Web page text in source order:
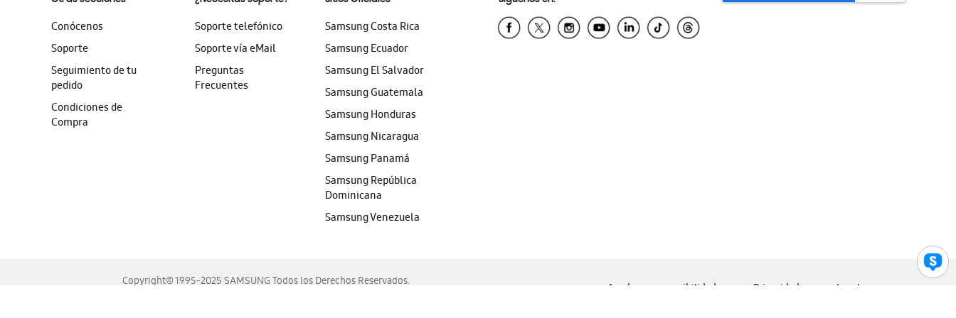
Conócenos
Soporte
Seguimiento de tu
pedido
Condiciones de
Compra
Soporte telefónico
Soporte vía eMail
Preguntas
Frecuentes
Samsung Costa Rica
Samsung Ecuador
Samsung El Salvador
Samsung Guatemala
Samsung Honduras
Samsung Nicaragua
Samsung Panamá
Samsung República
Dominicana
Samsung Venezuela
Copyright© 1995-2025 SAMSUNG Todos los Derechos Reservados.
Ayuda para accesibilidad Privacidad Legal